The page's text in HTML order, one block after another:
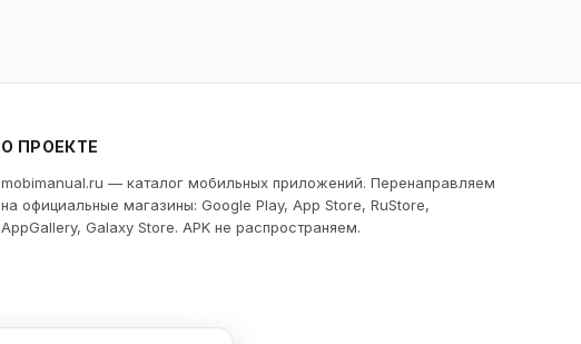
О ПРОЕКТЕ
mobimanual.ru — каталог мобильных приложений. Перенаправляем
на официальные магазины: Google Play, App Store, RuStore,
AppGallery, Galaxy Store. APK не распространяем.